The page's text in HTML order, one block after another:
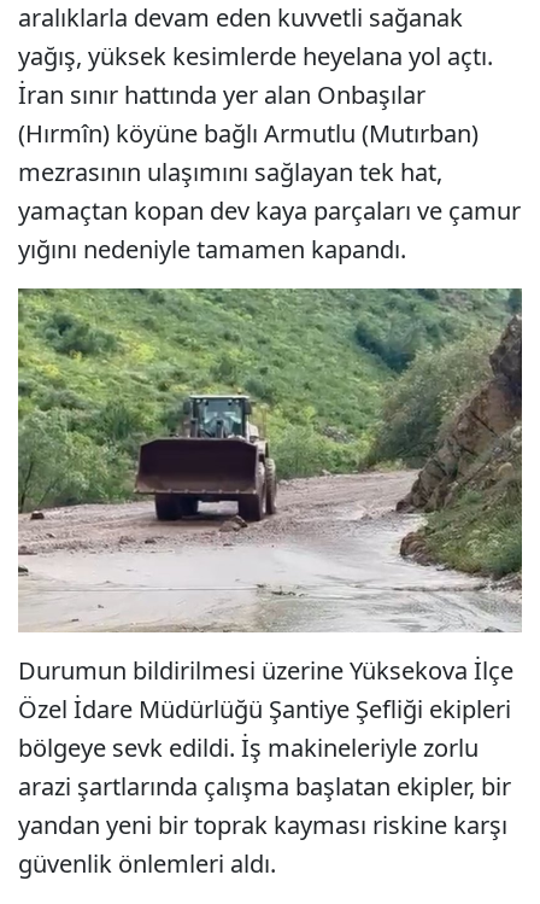
aralıklarla devam eden kuvvetli sağanak
yağış, yüksek kesimlerde heyelana yol açtı.
İran sınır hattında yer alan Onbaşılar
(Hırmîn) köyüne bağlı Armutlu (Mutırban)
mezrasının ulaşımını sağlayan tek hat,
yamaçtan kopan dev kaya parçaları ve çamur
yığını nedeniyle tamamen kapandı.
Durumun bildirilmesi üzerine Yüksekova İlçe
Özel İdare Müdürlüğü Şantiye Şefliği ekipleri
bölgeye sevk edildi. İş makineleriyle zorlu
arazi şartlarında çalışma başlatan ekipler, bir
yandan yeni bir toprak kayması riskine karşı
güvenlik önlemleri aldı.